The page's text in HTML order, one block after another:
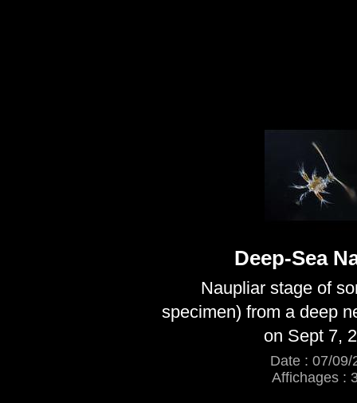
Deep-Sea
Naupliar stage of
specimen) from a deep
on Sept 7,
Date : 07/09/
Affichages :